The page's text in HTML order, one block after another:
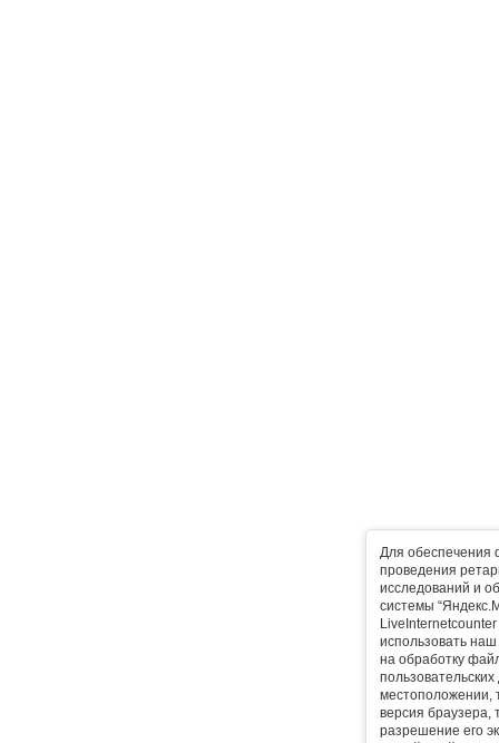
Для обеспечения
проведения
исследований и
системы
использовать
на обработку
местоположении,
версия браузера,
разрешение его